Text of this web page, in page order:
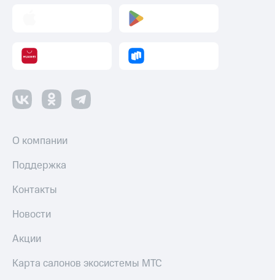
О компании
Поддержка
Контакты
Новости
Акции
Карта салонов экосистемы МТС